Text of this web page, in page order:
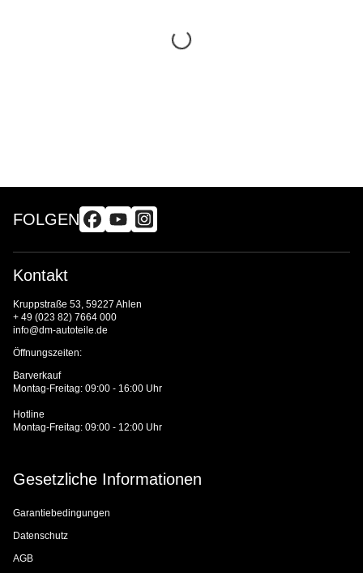
FOLGEN
Kontakt
Kruppstraße 53, 59227 Ahlen
+ 49 (023 82) 7664 000
info@dm-autoteile.de
Öffnungszeiten:
Barverkauf
Montag-Freitag: 09:00 - 16:00 Uhr
Hotline
Montag-Freitag: 09:00 - 12:00 Uhr
Gesetzliche Informationen
Garantiebedingungen
Datenschutz
AGB